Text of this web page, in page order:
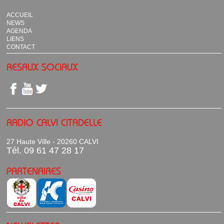
ACCUEIL
NEWS
AGENDA
LIENS
CONTACT
RESAUX SOCIAUX
RADIO CALVI CITADELLE
27 Haute Ville - 20260 CALVI
Tél. 09 61 47 28 17
PARTENAIRES